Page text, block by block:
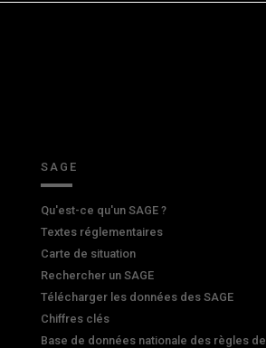
SAGE
Qu'est-ce qu'un SAGE ?
Textes réglementaires
Carte de situation
Rechercher un SAGE
Télécharger les données des SAGE
Chiffres clés
Base de données nationale des règles de